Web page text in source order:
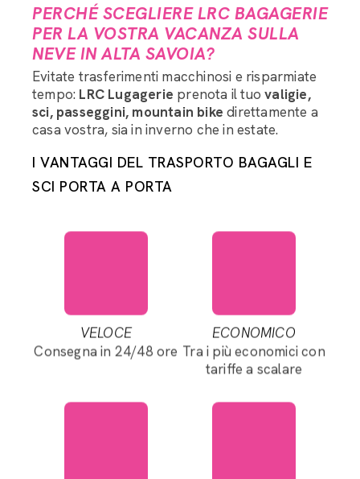
PERCHÉ SCEGLIERE LRC BAGAGERIE
PER LA VOSTRA VACANZA SULLA
NEVE IN ALTA SAVOIA?
Evitate trasferimenti macchinosi e risparmiate
tempo: LRC Lugagerie prenota il tuovaligie,
sci, passeggini, mountain bike direttamente a
casa vostra, sia in inverno che in estate.
I VANTAGGI DEL TRASPORTO BAGAGLI E
SCI PORTA A PORTA
VELOCE
Consegna in 24/48 ore
ECONOMICO
Tra i più economici con
tariffe a scalare